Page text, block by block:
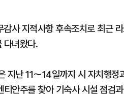
사 지적사항 후속조치로 최근
다녀왔다.
지난 11～14일까지 시 자치행정
안주를 찾아 기숙사 시설 점검